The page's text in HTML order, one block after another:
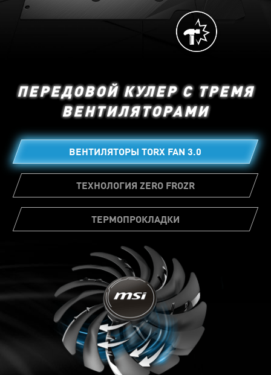
ПЕРЕДОВОЙ КУЛЕР С ТРЕМЯ
ВЕНТИЛЯТОРАМИ
ВЕНТИЛЯТОРЫ TORX FAN 3.0
ТЕХНОЛОГИЯ ZERO FROZR
ТЕРМОПРОКЛАДКИ
На множестве элементов видеокарты
установлены термопрокладки, которые
передают тепло радиатору, чтобы снизить
рабочую температуру.